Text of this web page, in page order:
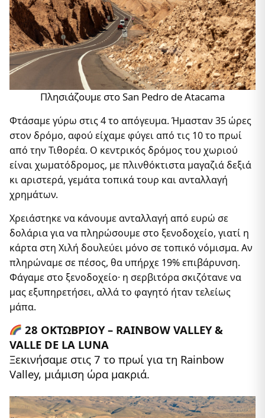
Πλησιάζουμε στο San Pedro de Atacama
Φτάσαμε γύρω στις 4 το απόγευμα. Ήμασταν 35 ώρες
στον δρόμο, αφού είχαμε φύγει από τις 10 το πρωί
από την Τιθορέα. Ο κεντρικός δρόμος του χωριού
είναι χωματόδρομος, με πλινθόκτιστα μαγαζιά δεξιά
κι αριστερά, γεμάτα τοπικά τουρ και ανταλλαγή
χρημάτων.
Χρειάστηκε να κάνουμε ανταλλαγή από ευρώ σε
δολάρια για να πληρώσουμε στο ξενοδοχείο, γιατί η
κάρτα στη Χιλή δουλεύει μόνο σε τοπικό νόμισμα. Αν
πληρώναμε σε πέσος, θα υπήρχε 19% επιβάρυνση.
Φάγαμε στο ξενοδοχείο· η σερβιτόρα σκιζότανε να
μας εξυπηρετήσει, αλλά το φαγητό ήταν τελείως
μάπα.
28 ΟΚΤΩΒΡΙΟΥ – RAINBOW VALLEY &
VALLE DE LA LUNA
Ξεκινήσαμε στις 7 το πρωί για τη Rainbow
Valley, μιάμιση ώρα μακριά.